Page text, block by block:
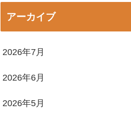
アーカイブ
2026年7月
2026年6月
2026年5月